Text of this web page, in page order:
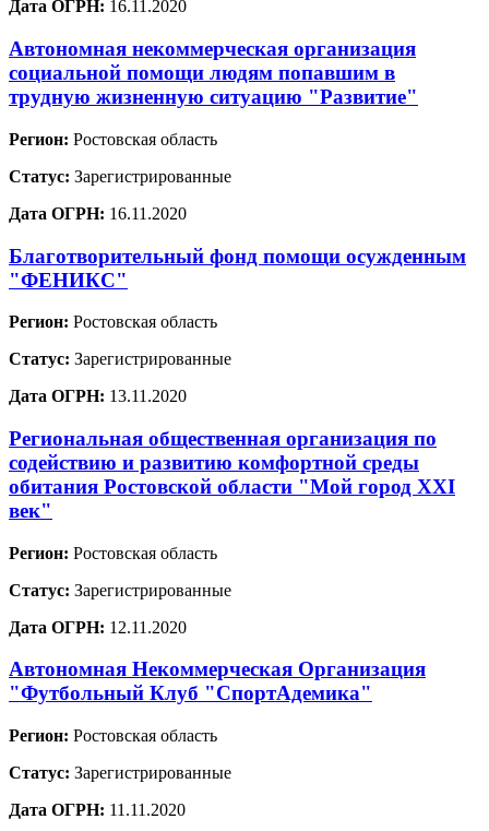
Дата ОГРН: 16.11.2020
Автономная некоммерческая организация
социальной помощи людям попавшим в
трудную жизненную ситуацию "Развитие"
Регион: Ростовская область
Статус: Зарегистрированные
Дата ОГРН: 16.11.2020
Благотворительный фонд помощи осужденным
"ФЕНИКС"
Регион: Ростовская область
Статус: Зарегистрированные
Дата ОГРН: 13.11.2020
Региональная общественная организация по
содействию и развитию комфортной среды
обитания Ростовской области "Мой город XXI
век"
Регион: Ростовская область
Статус: Зарегистрированные
Дата ОГРН: 12.11.2020
Автономная Некоммерческая Организация
"Футбольный Клуб "СпортАдемика"
Регион: Ростовская область
Статус: Зарегистрированные
Дата ОГРН: 11.11.2020